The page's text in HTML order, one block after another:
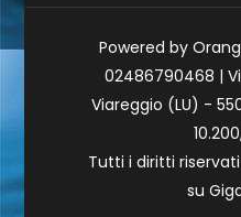
Powered by
02486790468 |
Viareggio (LU) -
Tutti i diritti
su